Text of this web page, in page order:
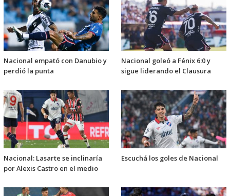
Nacional empató con Danubio y
perdió la punta
Nacional goleó a Fénix 6:0 y
sigue liderando el Clausura
Nacional: Lasarte se inclinaría
por Alexis Castro en el medio
Escuchá los goles de Nacional